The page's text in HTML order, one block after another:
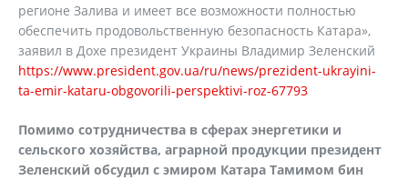
регионе Залива и имеет все возможности полностью
обеспечить продовольственную безопасность Катара»,
заявил в Дохе президент Украины Владимир Зеленский
https://www.president.gov.ua/ru/news/prezident-ukrayini-
ta-emir-kataru-obgovorili-perspektivi-roz-67793
Помимо сотрудничества в сферах энергетики и
сельского хозяйства, аграрной продукции президент
Зеленский обсудил с эмиром Катара Тамимом бин